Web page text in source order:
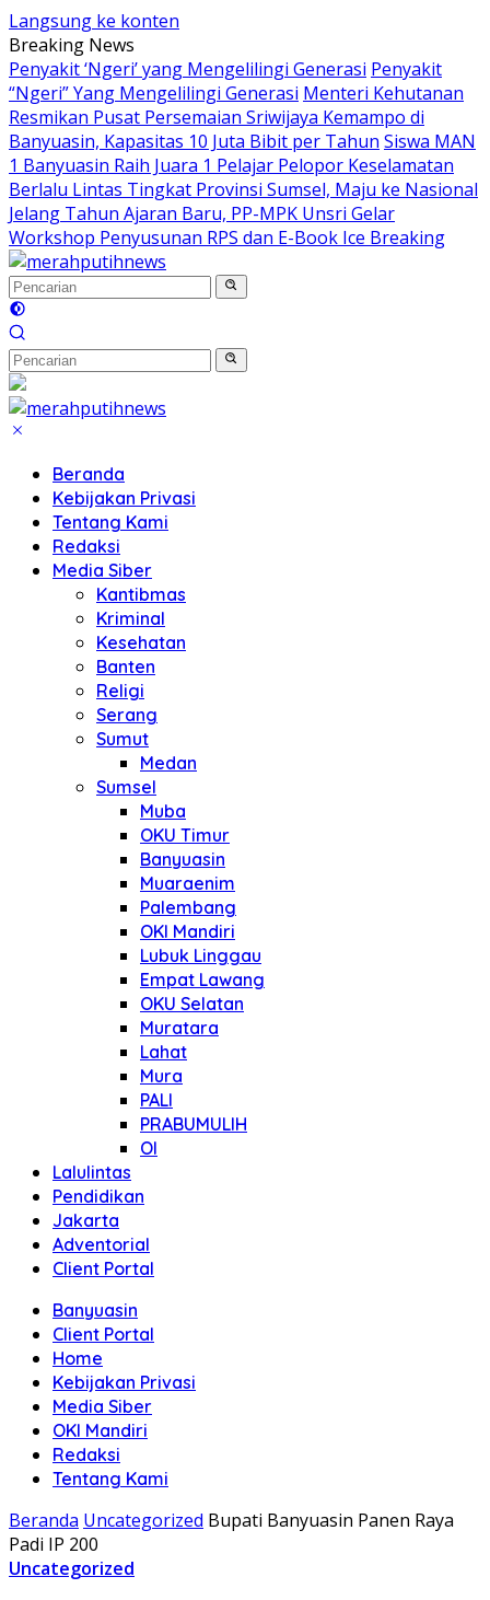
Langsung ke konten
Breaking News
Penyakit ‘Ngeri’ yang Mengelilingi Generasi Penyakit
“Ngeri” Yang Mengelilingi Generasi Menteri Kehutanan
Resmikan Pusat Persemaian Sriwijaya Kemampo di
Banyuasin, Kapasitas 10 Juta Bibit per Tahun Siswa MAN
1 Banyuasin Raih Juara 1 Pelajar Pelopor Keselamatan
Berlalu Lintas Tingkat Provinsi Sumsel, Maju ke Nasional
Jelang Tahun Ajaran Baru, PP-MPK Unsri Gelar
Workshop Penyusunan RPS dan E-Book Ice Breaking
Beranda
Kebijakan Privasi
Tentang Kami
Redaksi
Media Siber
Kantibmas
Kriminal
Kesehatan
Banten
Religi
Serang
Sumut
Medan
Sumsel
Muba
OKU Timur
Banyuasin
Muaraenim
Palembang
OKI Mandiri
Lubuk Linggau
Empat Lawang
OKU Selatan
Muratara
Lahat
Mura
PALI
PRABUMULIH
OI
Lalulintas
Pendidikan
Jakarta
Adventorial
Client Portal
Banyuasin
Client Portal
Home
Kebijakan Privasi
Media Siber
OKI Mandiri
Redaksi
Tentang Kami
Beranda Uncategorized Bupati Banyuasin Panen Raya
Padi IP 200
Uncategorized